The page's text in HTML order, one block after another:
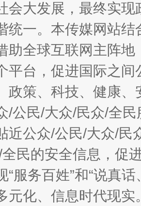
会大发展，最终实
统一。本传媒网站
助全球互联网主阵
平台，促进国际之
政策、科技、健康
/公民/大众/民众/全
近公众/公民/大众/民
民的安全信息，促
“服务百姓”和“说真
元化、信息时代现实